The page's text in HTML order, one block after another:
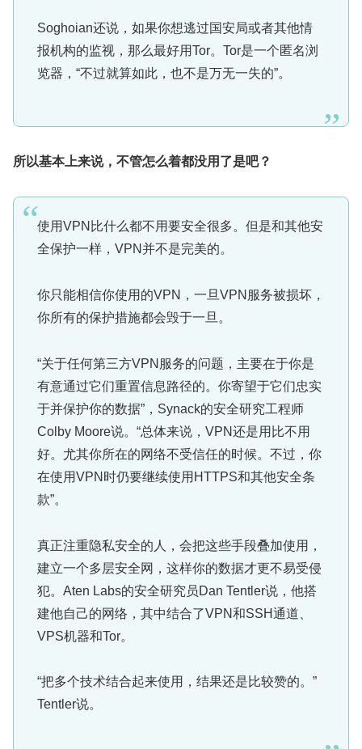
Soghoian还说，如果你想逃过国安局或者其他情
报机构的监视，那么最好用Tor。Tor是一个匿名浏
览器，“不过就算如此，也不是万无一失的”。
所以基本上来说，不管怎么着都没用了是吧？
使用VPN比什么都不用要安全很多。但是和其他安
全保护一样，VPN并不是完美的。
你只能相信你使用的VPN，一旦VPN服务被损坏，
你所有的保护措施都会毁于一旦。
“关于任何第三方VPN服务的问题，主要在于你是
有意通过它们重置信息路径的。你寄望于它们忠实
于并保护你的数据”，Synack的安全研究工程师
Colby Moore说。“总体来说，VPN还是用比不用
好。尤其你所在的网络不受信任的时候。不过，你
在使用VPN时仍要继续使用HTTPS和其他安全条
款”。
真正注重隐私安全的人，会把这些手段叠加使用，
建立一个多层安全网，这样你的数据才更不易受侵
犯。Aten Labs的安全研究员Dan Tentler说，他搭
建他自己的网络，其中结合了VPN和SSH通道、
VPS机器和Tor。
“把多个技术结合起来使用，结果还是比较赞的。”
Tentler说。